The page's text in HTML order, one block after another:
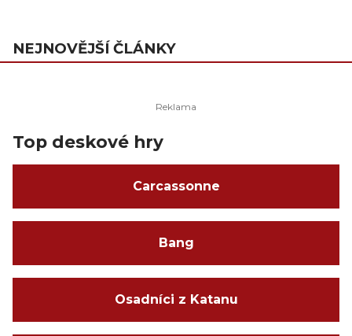
NEJNOVĚJŠÍ ČLÁNKY
Top deskové hry
Carcassonne
Bang
Osadníci z Katanu